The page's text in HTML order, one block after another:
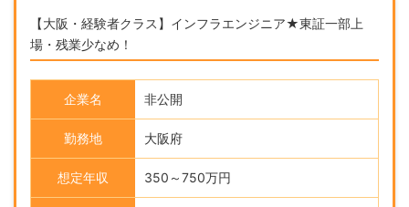
【大阪・経験者クラス】インフラエンジニア★東証一部上
場・残業少なめ！
企業名 非公開
勤務地 大阪府
想定年収 350～750万円